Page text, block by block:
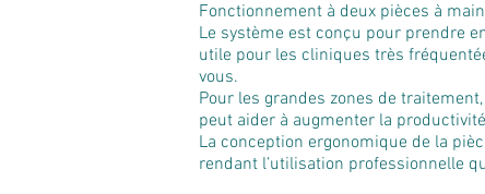
Fonctionnement à deux pièces à
Le système est conçu pour prendre
utile pour les cliniques très
vous.
Pour les grandes zones de
peut aider à augmenter la
La conception ergonomique de la
rendant l’utilisation professionnelle